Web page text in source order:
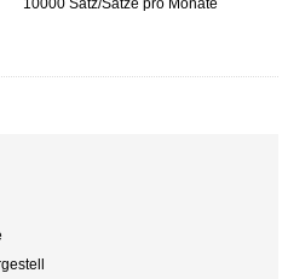
10000 Satz/Sätze pro Monate